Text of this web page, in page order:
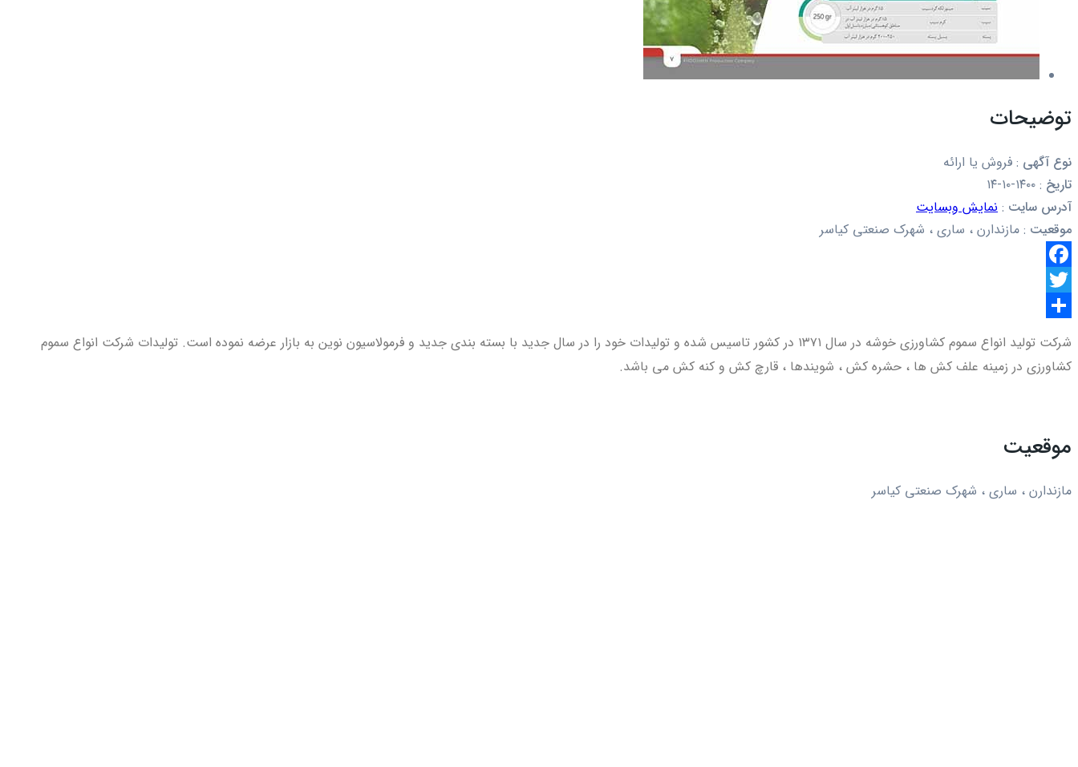
توضیحات
نوع آگهی : فروش یا ارائه
تاریخ :
آدرس سایت : نمایش وبسایت
موقعیت : مازندارن ، ساری ، شهرک صنعتی کیاسر
Facebook
Twitter
گذاری
شرکت تولید انواع سموم کشاورزی خوشه در سال ۱۳۷۱ در کشور تاسیس شده و تولیدات خود را در سال جدید با بسته بندی جدید و فرمولاسیون نوین به بازار عرضه نموده است. تولیدات شرکت انواع سموم
کشاورزی در زمینه علف کش ها ، حشره کش ، شویندها ، قارچ کش و کنه کش می باشد.
موقعیت
مازندارن ، ساری ، شهرک صنعتی کیاسر